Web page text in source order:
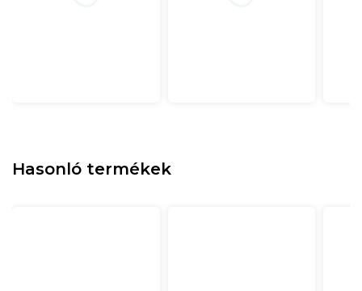
Hasonló termékek